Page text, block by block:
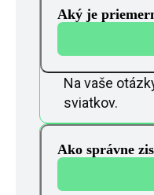
Aký je
Na vaše
sviatkov.
Ako správne